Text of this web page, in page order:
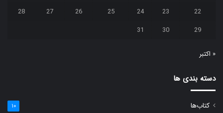
22
23
24
25
26
27
28
29
30
31
« اکتبر
دسته بندی ها
کتاب‌ها ۱۰